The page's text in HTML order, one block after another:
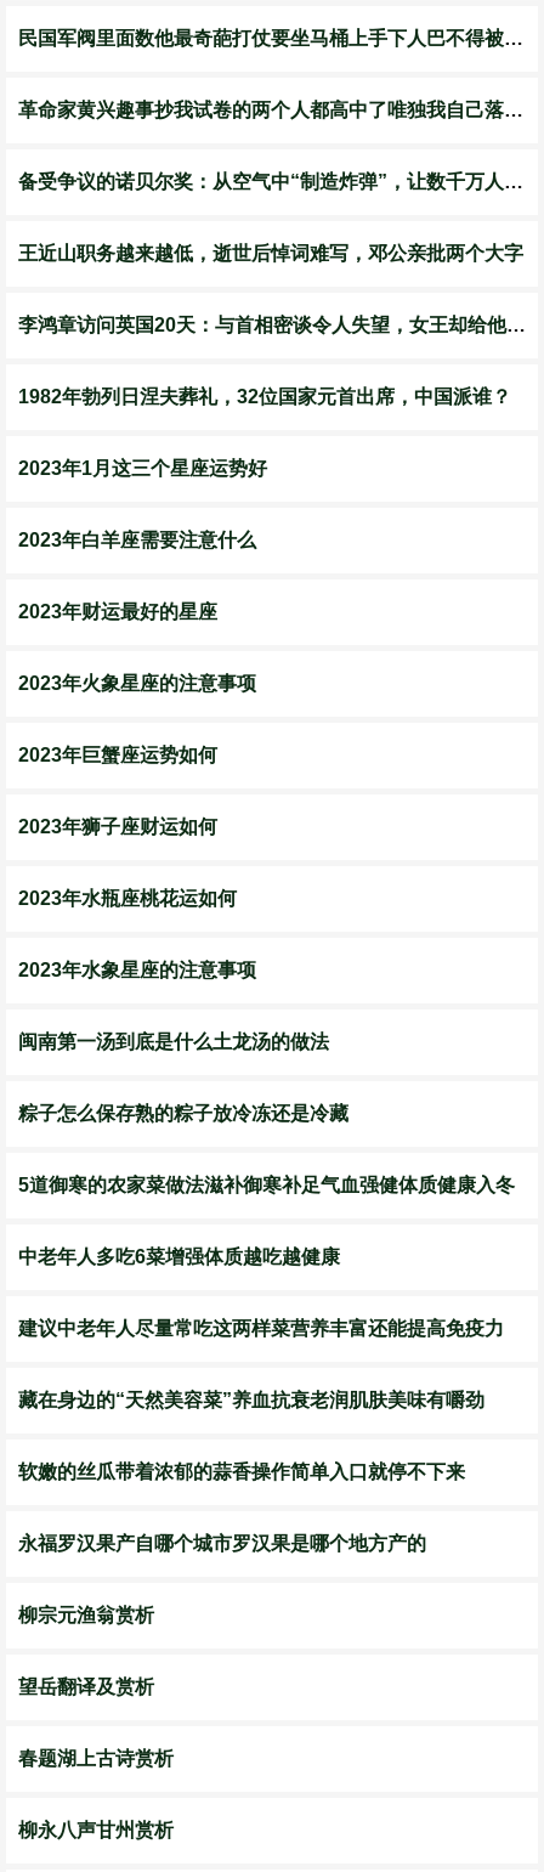
民国军阀里面数他最奇葩打仗要坐马桶上手下人巴不得被他打
革命家黄兴趣事抄我试卷的两个人都高中了唯独我自己落榜了
备受争议的诺贝尔奖：从空气中“制造炸弹”，让数千万人丧命
王近山职务越来越低，逝世后悼词难写，邓公亲批两个大字
李鸿章访问英国20天：与首相密谈令人失望，女王却给他颁勋章
1982年勃列日涅夫葬礼，32位国家元首出席，中国派谁？
2023年1月这三个星座运势好
2023年白羊座需要注意什么
2023年财运最好的星座
2023年火象星座的注意事项
2023年巨蟹座运势如何
2023年狮子座财运如何
2023年水瓶座桃花运如何
2023年水象星座的注意事项
​闽南第一汤到底是什么土龙汤的做法
​粽子怎么保存熟的粽子放冷冻还是冷藏
5道御寒的农家菜做法滋补御寒补足气血强健体质健康入冬
中老年人多吃6菜增强体质越吃越健康
建议中老年人尽量常吃这两样菜营养丰富还能提高免疫力
藏在身边的“天然美容菜”养血抗衰老润肌肤美味有嚼劲
软嫩的丝瓜带着浓郁的蒜香操作简单入口就停不下来
永福罗汉果产自哪个城市罗汉果是哪个地方产的
柳宗元渔翁赏析
望岳翻译及赏析
春题湖上古诗赏析
柳永八声甘州赏析